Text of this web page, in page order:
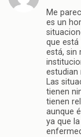
Me
es un
que
está, sin
estudian
Las
tienen
tienen
aunque
ya que